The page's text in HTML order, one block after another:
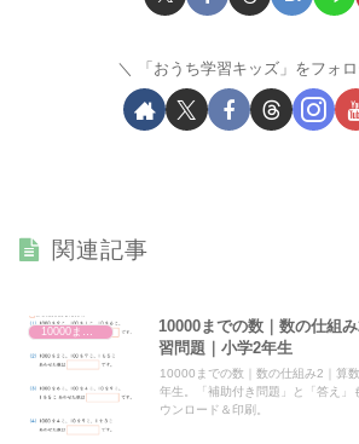
「おうち学習キッズ」をフォ
関連記事
10000までの数｜数の仕組
習問題｜小学2年生
10000までの数｜数の仕組み2｜算
年生。「補助付き問題」と「答え」
ウンロード＆印刷。